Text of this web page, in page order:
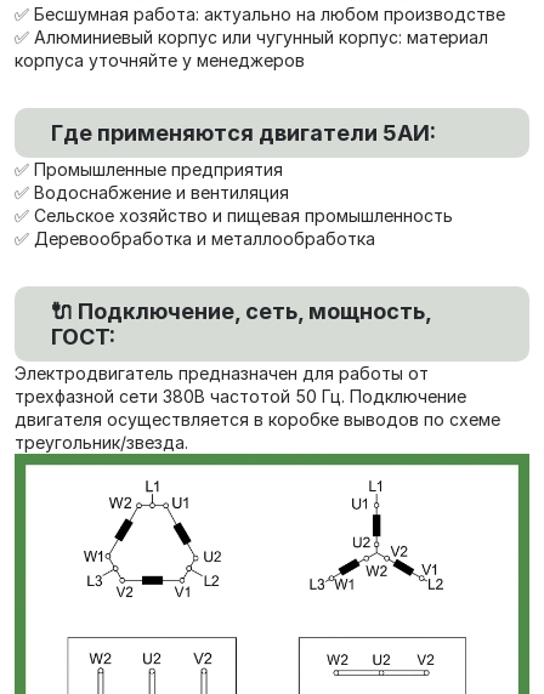
✅ Бесшумная работа: актуально на любом производстве
✅ Алюминиевый корпус или чугунный корпус: материал
корпуса уточняйте у менеджеров
Где применяются двигатели 5АИ:
✅ Промышленные предприятия
✅ Водоснабжение и вентиляция
✅ Сельское хозяйство и пищевая промышленность
✅ Деревообработка и металлообработка
🔌 Подключение, сеть, мощность,
ГОСТ:
Электродвигатель предназначен для работы от
трехфазной сети 380В частотой 50 Гц. Подключение
двигателя осуществляется в коробке выводов по схеме
треугольник/звезда.